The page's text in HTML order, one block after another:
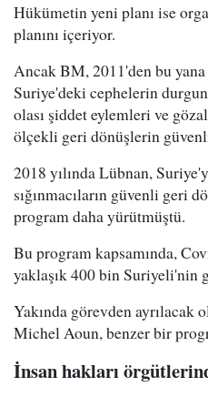
Hükümetin yeni planı ise
planını içeriyor.
Ancak BM, 2011'den bu yana
Suriye'deki cephelerin
olası şiddet eylemleri ve
ölçekli geri dönüşlerin
2018 yılında Lübnan,
sığınmacıların güvenli geri
program daha yürütmüştü.
Bu program kapsamında,
yaklaşık 400 bin Suriyeli'nin
Yakında görevden ayrılacak
Michel Aoun, benzer bir
İnsan hakları